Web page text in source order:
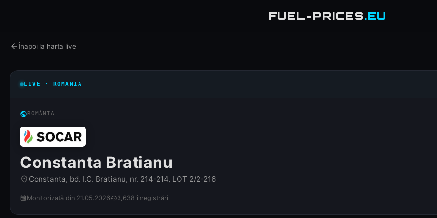
FUEL-PRICES.EU
arrow_backÎnapoi la harta live
LIVE · ROMÂNIA
publicROMÂNIA
Constanta Bratianu
place Constanta, bd. I.C. Bratianu, nr. 214-214, LOT 2/2-216
calendar_month Monitorizată din 21.05.2026history3,638 înregistrări